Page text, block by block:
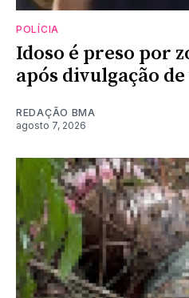
POLÍCIA
Idoso é preso por
após divulgação
REDAÇÃO BMA
agosto 7, 2026